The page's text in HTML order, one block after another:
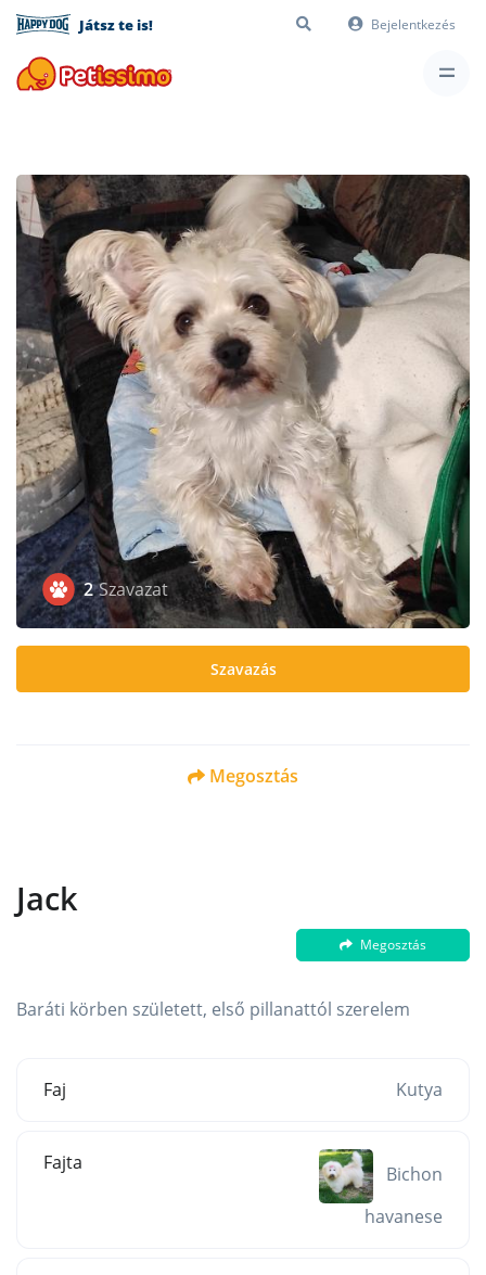
Játsz te is! Bejelentkezés
2 Szavazat
Szavazás
Megosztás
Jack
Megosztás
Baráti körben született, első pillanattól szerelem
Faj Kutya
Fajta
Bichon
havanese